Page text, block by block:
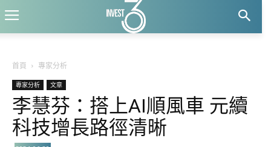
首頁 專家分析
專家分析 文章
李慧芬：搭上AI順風車 元續
科技增長路徑清晰